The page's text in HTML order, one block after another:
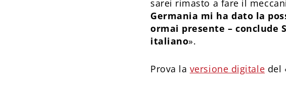
sarei rimasto a fare il
Germania mi ha dato la
ormai presente – conclude
italiano».
Prova la versione digitale del